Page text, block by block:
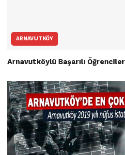
ARNAVUTKÖY
Arnavutköylü Başarılı